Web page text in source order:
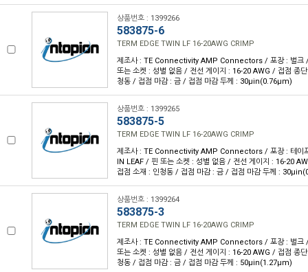
상품번호 : 1399266
583875-6
TERM EDGE TWIN LF 16-20AWG CRIMP
제조사 : TE Connectivity AMP Connectors / 포장 : 벌크
또는 소켓 : 성별 없음 / 전선 게이지 : 16-20 AWG / 접점 종
청동 / 접점 마감 : 금 / 접점 마감 두께 : 30µin(0.76µm)
상품번호 : 1399265
583875-5
TERM EDGE TWIN LF 16-20AWG CRIMP
제조사 : TE Connectivity AMP Connectors / 포장 : 테이
IN LEAF / 핀 또는 소켓 : 성별 없음 / 전선 게이지 : 16-20
접점 소재 : 인청동 / 접점 마감 : 금 / 접점 마감 두께 :
상품번호 : 1399264
583875-3
TERM EDGE TWIN LF 16-20AWG CRIMP
제조사 : TE Connectivity AMP Connectors / 포장 : 벌크
또는 소켓 : 성별 없음 / 전선 게이지 : 16-20 AWG / 접점 종
청동 / 접점 마감 : 금 / 접점 마감 두께 : 50µin(1.27µm)